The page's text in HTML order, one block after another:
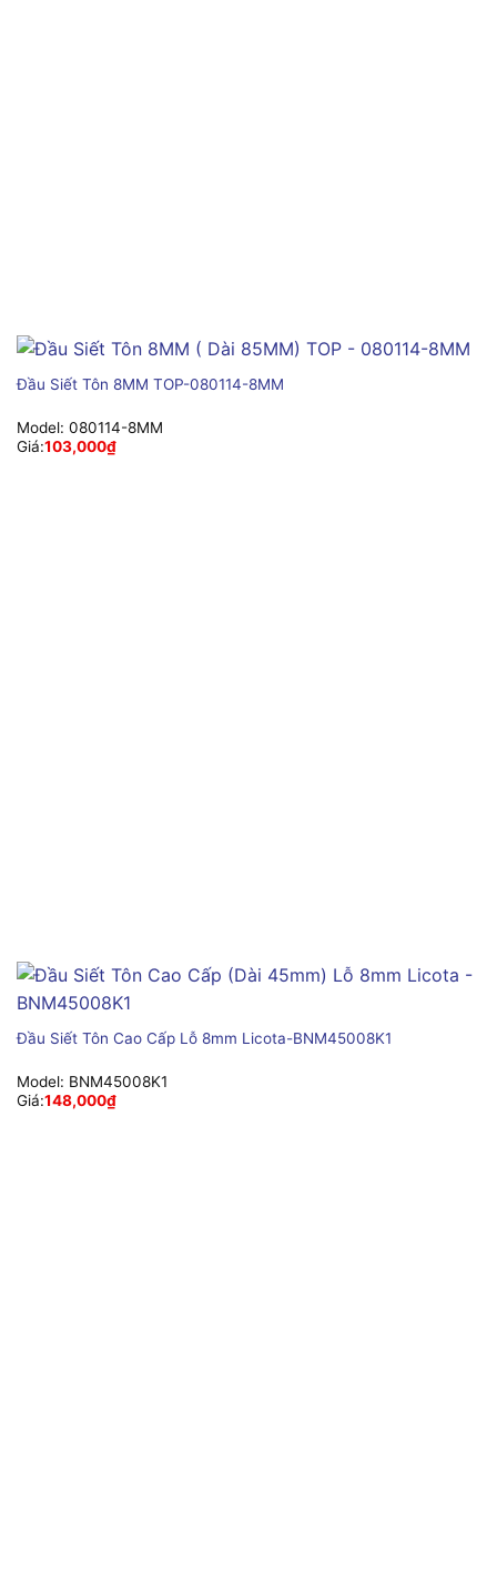
Đầu Siết Tôn 8MM TOP-080114-8MM
Model: 080114-8MM
Giá:103,000₫
Đầu Siết Tôn Cao Cấp Lỗ 8mm Licota-BNM45008K1
Model: BNM45008K1
Giá:148,000₫